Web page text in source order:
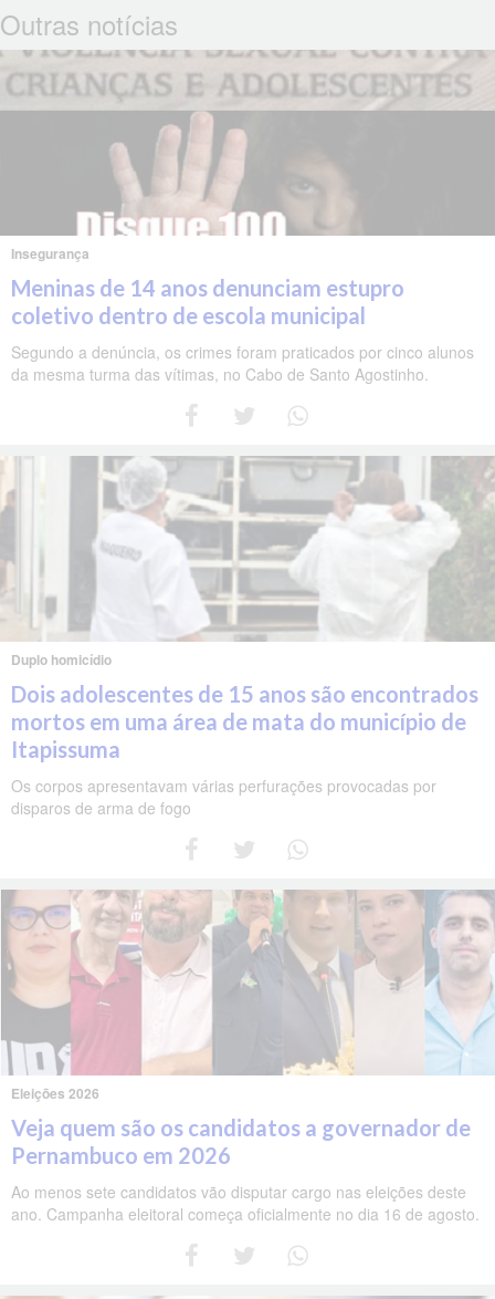
Outras notícias
Insegurança
Meninas de 14 anos denunciam estupro
coletivo dentro de escola municipal
Segundo a denúncia, os crimes foram praticados por cinco alunos
da mesma turma das vítimas, no Cabo de Santo Agostinho.
Duplo homicídio
Dois adolescentes de 15 anos são encontrados
mortos em uma área de mata do município de
Itapissuma
Os corpos apresentavam várias perfurações provocadas por
disparos de arma de fogo
Eleições 2026
Veja quem são os candidatos a governador de
Pernambuco em 2026
Ao menos sete candidatos vão disputar cargo nas eleições deste
ano. Campanha eleitoral começa oficialmente no dia 16 de agosto.